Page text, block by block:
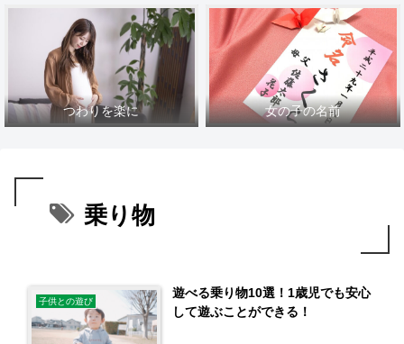
つわりを楽に 女の子の名前
乗り物
子供との遊び
遊べる乗り物10選！1歳児でも安心
して遊ぶことができる！